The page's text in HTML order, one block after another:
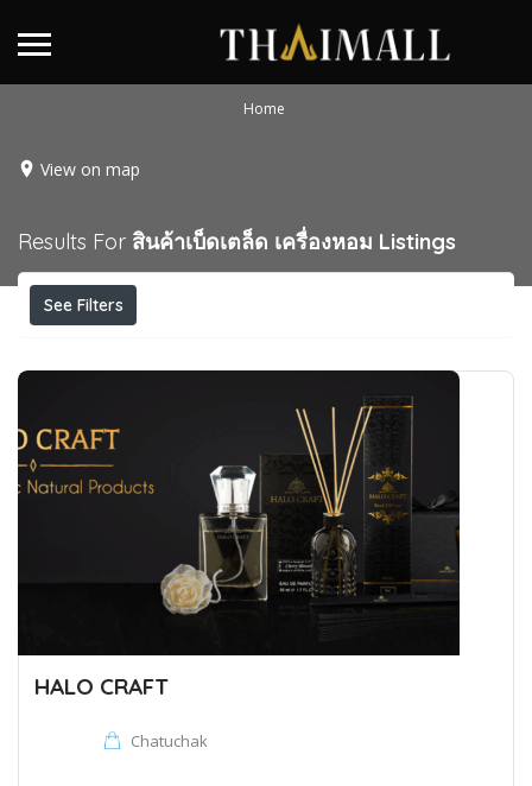
Home
View on map
Results For สินค้าเบ็ดเตล็ด เครื่องหอม Listings
See Filters
HALO CRAFT
Chatuchak